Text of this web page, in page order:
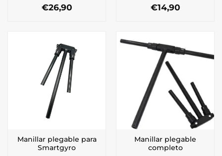
€26,90 €14,90
Manillar plegable para
Smartgyro
Manillar plegable
completo